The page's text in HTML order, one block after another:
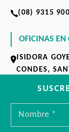
(08) 9315
OFICINAS EN
ISIDORA
CONDES,
+56 2 2437